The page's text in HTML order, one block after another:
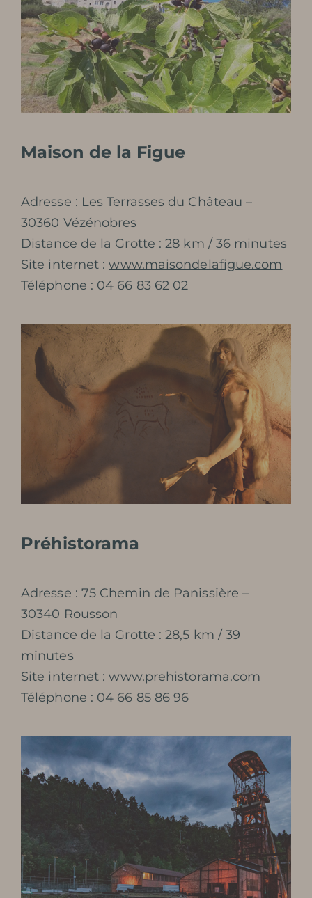
Maison de la Figue
Adresse : Les Terrasses du Château –
30360 Vézénobres
Distance de la Grotte : 28 km / 36 minutes
Site internet :www.maisondelafigue.com
Téléphone : 04 66 83 62 02
Préhistorama
Adresse : 75 Chemin de Panissière –
30340 Rousson
Distance de la Grotte : 28,5 km / 39
minutes
Site internet :www.prehistorama.com
Téléphone : 04 66 85 86 96